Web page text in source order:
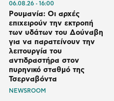
06.08.26 16:00
Ρουμανία: Οι αρχές
επιχειρούν την εκτροπή
των υδάτων του Δούναβη
για να παρατείνουν την
λειτουργία του
αντιδραστήρα στον
πυρηνικό σταθμό της
Τσερναβόντα
NEWSROOM